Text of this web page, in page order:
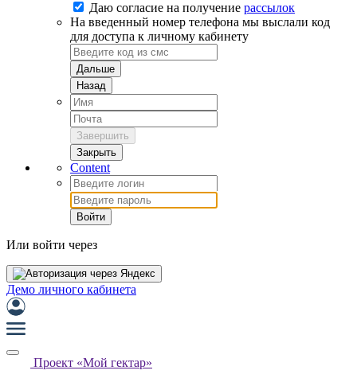
Даю согласие на получение рассылок
На введенный номер телефона мы выслали код
для доступа к личному кабинету
Дальше
Назад
Завершить
Закрыть
Content
Войти
Или войти через
Демо личного кабинета
Проект «Мой гектар»